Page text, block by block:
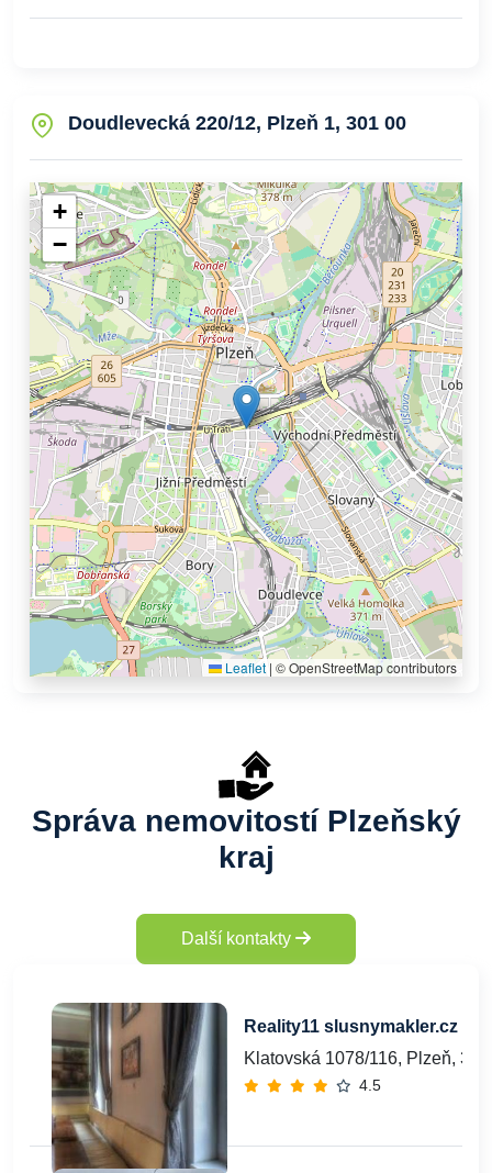
Doudlevecká 220/12, Plzeň 1, 301 00
+
−
Leaflet | © OpenStreetMap contributors
Správa nemovitostí Plzeňský
kraj
Další kontakty
Reality11 slusnymakler.cz
Klatovská 1078/116, Plzeň,
4.5